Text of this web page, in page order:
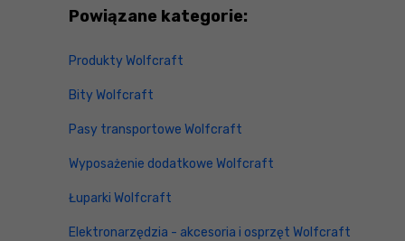
Powiązane kategorie:
Produkty Wolfcraft
Bity Wolfcraft
Pasy transportowe Wolfcraft
Wyposażenie dodatkowe Wolfcraft
Łuparki Wolfcraft
Elektronarzędzia - akcesoria i osprzęt Wolfcraft